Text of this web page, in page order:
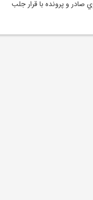
و پرونده با قرار جلب